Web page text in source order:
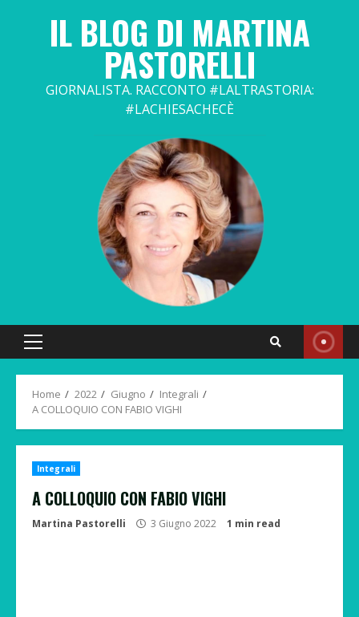
IL BLOG DI MARTINA
PASTORELLI
GIORNALISTA. RACCONTO #LALTRASTORIA:
#LACHIESACHECÈ
Primary
Home 2022 Giugno
Integrali
A COLLOQUIO CON FABIO VIGHI
Integrali
A COLLOQUIO CON FABIO VIGHI
Martina Pastorelli 3 Giugno 2022 1 min read